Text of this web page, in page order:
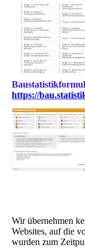
https://
Wir übernehmen
Websites, auf die
wurden zum